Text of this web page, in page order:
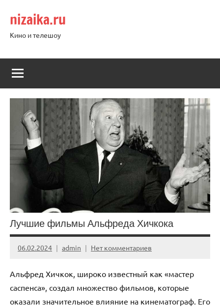
содержимому
nizaika.ru
Кино и телешоу
Лучшие фильмы Альфреда Хичкока
06.02.2024 admin Нет комментариев
Альфред Хичкок, широко известный как «мастер
саспенса», создал множество фильмов, которые
оказали значительное влияние на кинематограф. Его